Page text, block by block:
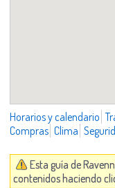
Horarios y calendario
Compras Clima
Esta guía de
contenidos haciendo